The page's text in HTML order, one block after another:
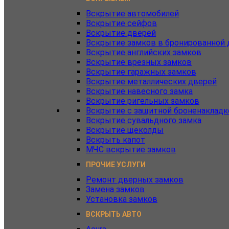
Вскрытие автомобилей
Вскрытие сейфов
Вскрытие дверей
Вскрытие замков в бронированной
Вскрытие английских замков
Вскрытие врезных замков
Вскрытие гаражных замков
Вскрытие металлических дверей
Вскрытие навесного замка
Вскрытие ригельных замков
Вскрытие с защитной
Вскрытие сувальдного замка
Вскрытие щеколды
Вскрыть капот
МЧС вскрытие замков
ПРОЧИЕ УСЛУГИ
Ремонт дверных замков
Замена замков
Установка замков
ВСКРЫТЬ АВТО